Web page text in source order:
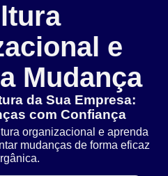
e
Mudança
da Sua Empresa:
com Confiança
organizacional e aprenda
mudanças de forma eficaz